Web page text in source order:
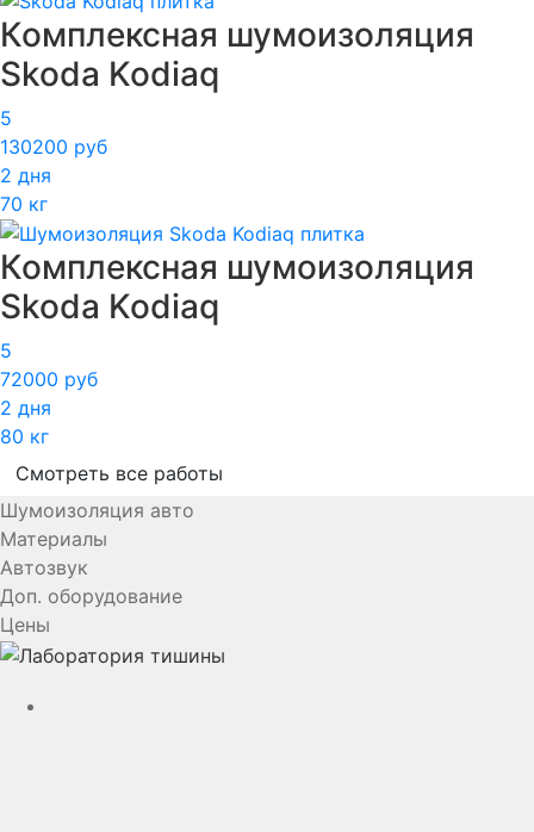
Комплексная шумоизоляция
Skoda Kodiaq
5
130200 руб
2 дня
70 кг
Комплексная шумоизоляция
Skoda Kodiaq
5
72000 руб
2 дня
80 кг
Смотреть все работы
Шумоизоляция авто
Материалы
Автозвук
Доп. оборудование
Цены